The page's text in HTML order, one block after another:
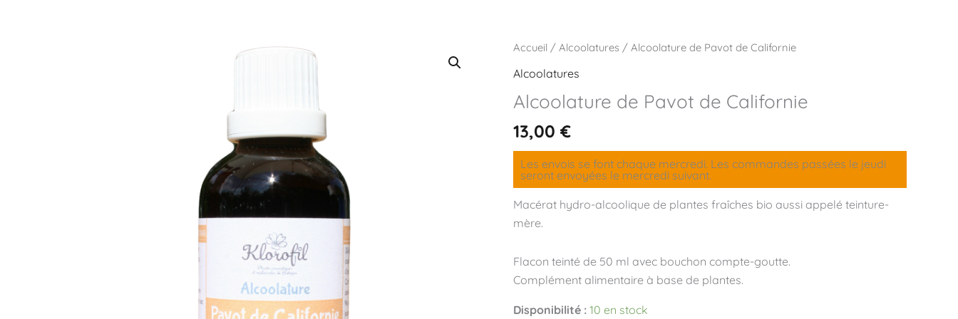
Accueil / Alcoolatures / Alcoolature de Pavot de Californie
Alcoolatures
Alcoolature de Pavot de Californie
13,00€
Les envois se font chaque mercredi. Les commandes passées le jeudi
seront envoyées le mercredi suivant.
Macérat hydro-alcoolique de plantes fraîches bio aussi appelé teinture-
mère.
Flacon teinté de 50 ml avec bouchon compte-goutte.
Complément alimentaire à base de plantes.
Disponibilité : 10 en stock